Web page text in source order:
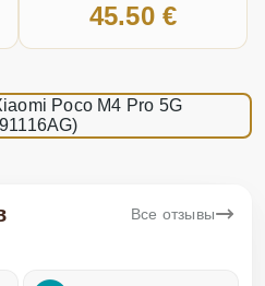
45.50 €
Poco M4 Pro 5G
Все отзывы